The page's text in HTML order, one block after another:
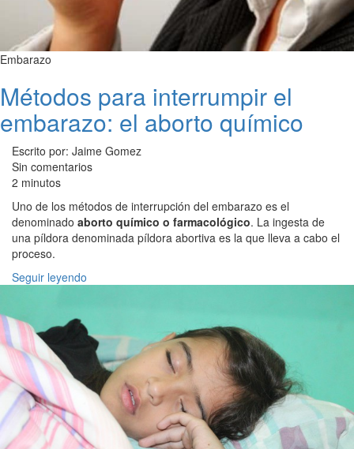
Embarazo
Métodos para interrumpir el
embarazo: el aborto químico
Escrito por: Jaime Gomez
Sin comentarios
2 minutos
Uno de los métodos de interrupción del embarazo es el
denominado aborto químico o farmacológico. La ingesta de
una píldora denominada píldora abortiva es la que lleva a cabo el
proceso.
Seguir leyendo